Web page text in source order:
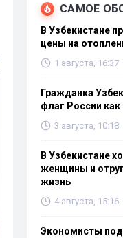
САМОЕ
В Узбекистане
цены на
1 августа, 16:37
Гражданка
флаг России как
3 августа, 10:18
В Узбекистане
женщины и
жизнь
4 августа, 15:16
Экономисты